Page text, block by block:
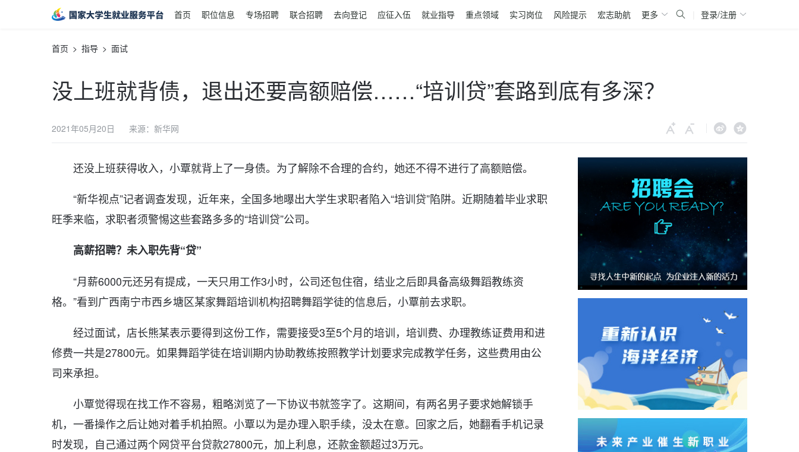
首页 职位信息 专场招聘 联合招聘 去向登记 应征入伍 就业指导 重点领域 实习岗位 风险提示 宏志助航 更多 登录/注册
首页 > 指导 > 面试
没上班就背债，退出还要高额赔偿……“培训贷”套路到底有多深？
2021年05月20日 来源：新华网
还没上班获得收入，小覃就背上了一身债。为了解除不合理的合约，她还不得不进行了高额赔偿。
“新华视点”记者调查发现，近年来，全国多地曝出大学生求职者陷入“培训贷”陷阱。近期随着毕业求职
旺季来临，求职者须警惕这些套路多多的“培训贷”公司。
高薪招聘？未入职先背“贷”
“月薪6000元还另有提成，一天只用工作3小时，公司还包住宿，结业之后即具备高级舞蹈教练资
格。”看到广西南宁市西乡塘区某家舞蹈培训机构招聘舞蹈学徒的信息后，小覃前去求职。
经过面试，店长熊某表示要得到这份工作，需要接受3至5个月的培训，培训费、办理教练证费用和进
修费一共是27800元。如果舞蹈学徒在培训期内协助教练按照教学计划要求完成教学任务，这些费用由公
司来承担。
小覃觉得现在找工作不容易，粗略浏览了一下协议书就签字了。这期间，有两名男子要求她解锁手
机，一番操作之后让她对着手机拍照。小覃以为是办理入职手续，没太在意。回家之后，她翻看手机记录
时发现，自己通过两个网贷平台贷款27800元，加上利息，还款金额超过3万元。